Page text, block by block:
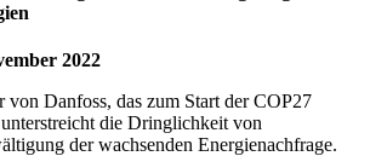
2022
von Danfoss, das zum Start der COP27
die Dringlichkeit von
der wachsenden Energienachfrage.